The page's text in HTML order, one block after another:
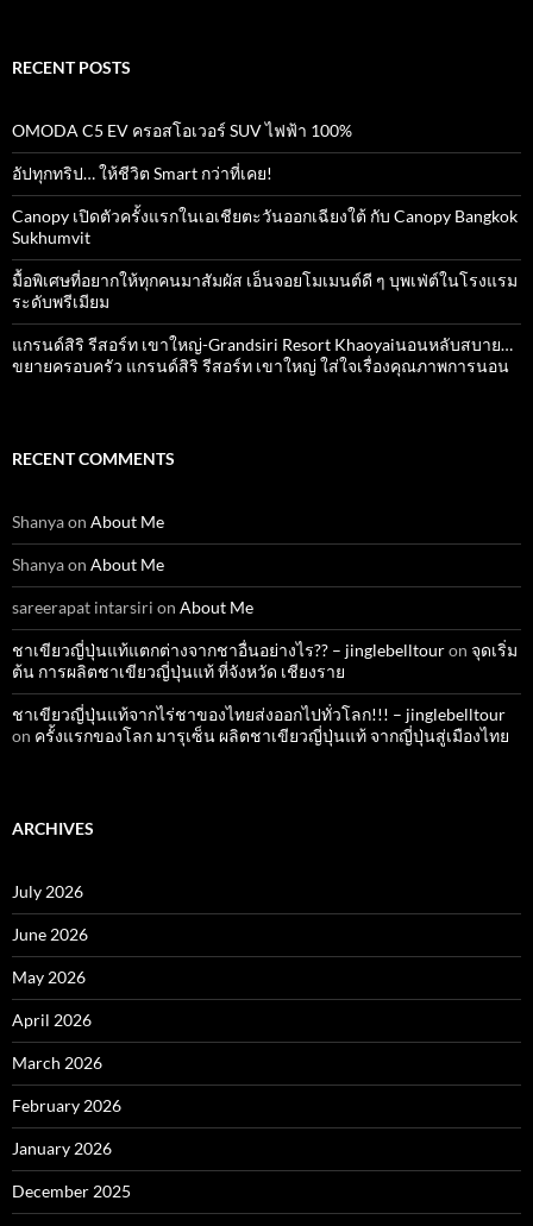
RECENT POSTS
OMODA C5 EV ครอสโอเวอร์ SUV ไฟฟ้า 100%
อัปทุกทริป… ให้ชีวิต Smart กว่าที่เคย!
Canopy เปิดตัวครั้งแรกในเอเชียตะวันออกเฉียงใต้ กับ Canopy Bangkok
Sukhumvit
มื้อพิเศษที่อยากให้ทุกคนมาสัมผัส เอ็นจอยโมเมนต์ดี ๆ บุพเฟ่ต์ในโรงแรม
ระดับพรีเมียม
แกรนด์สิริ​ รีสอร์ท​ เขาใหญ่​-Grandsiri​ Resort​ Khaoyaiนอนหลับสบาย…
ขยายครอบครัว แกรนด์สิริ รีสอร์ท เขาใหญ่ ใส่ใจเรื่องคุณภาพการนอน
RECENT COMMENTS
Shanyaon About Me
Shanyaon About Me
sareerapat intarsiri on About Me
ชาเขียวญี่ปุ่นแท้แตกต่างจากชาอื่นอย่างไร?? – jinglebelltouron จุดเริ่ม
ต้น การผลิตชาเขียวญี่ปุ่นแท้ ที่จังหวัด เชียงราย
ชาเขียวญี่ปุ่นแท้จากไร่ชาของไทยส่งออกไปทั่วโลก!!! – jinglebelltour
on ครั้งแรกของโลก มารุเซ็น ผลิตชาเขียวญี่ปุ่นแท้ จากญี่ปุ่นสู่เมืองไทย
ARCHIVES
July 2026
June 2026
May 2026
April 2026
March 2026
February 2026
January 2026
December 2025